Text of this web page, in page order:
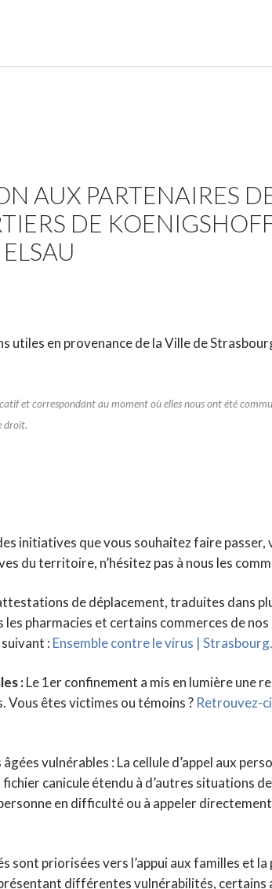
AUX PARTENAIRES
DE
en provenance de la Ville de
et correspondant au moment où elles nous ont été
droit.
initiatives que vous souhaitez faire
du territoire, n’hésitez pas à nous les
de déplacement, traduites dans
les pharmacies et certains commerces de
: Ensemble contre le virus |
:Le 1er confinement a mis en lumière une
Vous êtes victimes ou témoins ? Retrouvez-ci
vulnérables : La cellule d’appel aux
canicule étendu à d’autres situations
en difficulté ou à appeler
sont priorisées vers l’appui aux familles et
différentes vulnérabilités, certains